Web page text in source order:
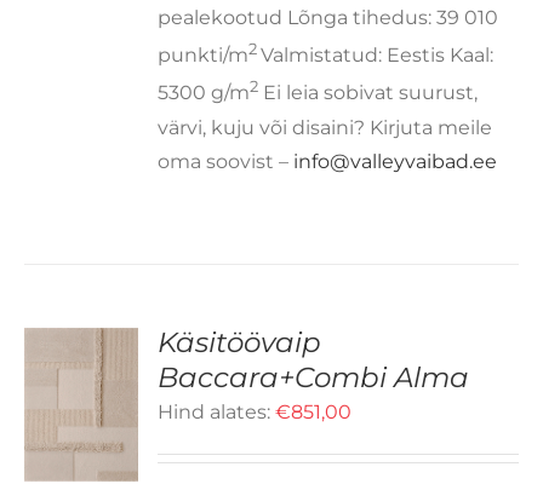
pealekootud Lõnga tihedus: 39 010
punkti/m2Valmistatud: Eestis Kaal:
5300 g/m2 Ei leia sobivat suurust,
värvi, kuju või disaini? Kirjuta meile
oma soovist – info@valleyvaibad.ee
Käsitöövaip
Baccara+Combi Alma
Hind alates:€851,00